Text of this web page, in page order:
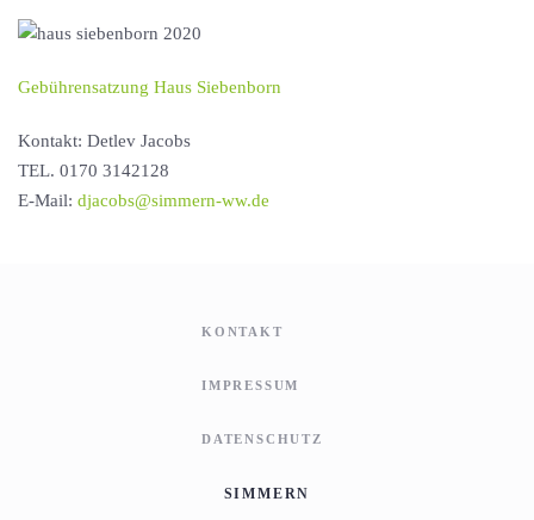
Gebührensatzung Haus Siebenborn
Kontakt: Detlev Jacobs
TEL. 0170 3142128
E-Mail: djacobs@simmern-ww.de
KONTAKT
IMPRESSUM
DATENSCHUTZ
SIMMERN